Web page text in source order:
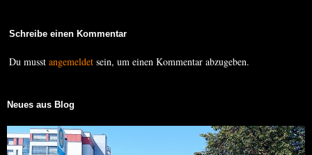
Schreibe einen Kommentar
Du musstangemeldet sein, um einen Kommentar abzugeben.
Neues aus Blog